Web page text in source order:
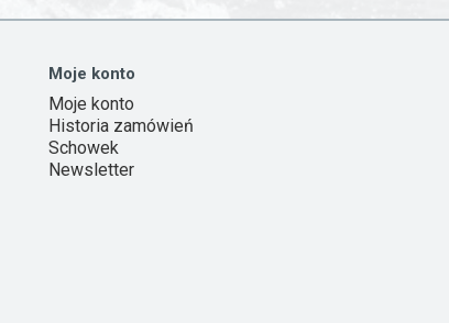
Moje konto
Moje konto
Historia zamówień
Schowek
Newsletter